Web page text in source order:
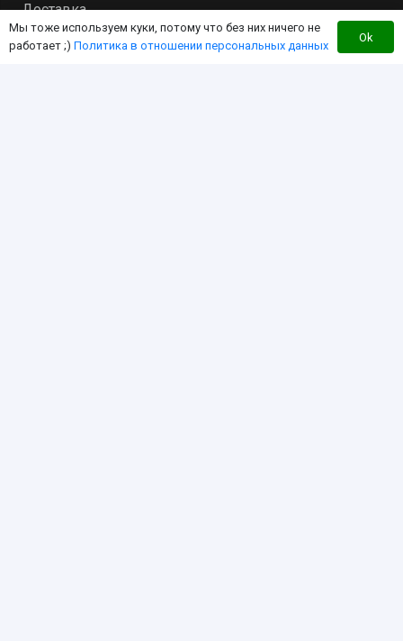
Доставка
Оплата
Мы тоже используем куки, потому что без них ничего не
работает ;) Политика в отношении персональных данных
Ok